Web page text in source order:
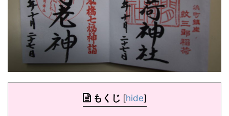
もくじ [hide]